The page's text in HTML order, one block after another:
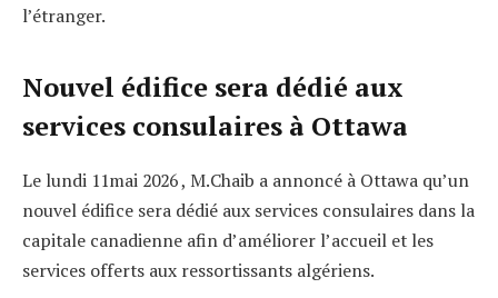
l’étranger.
Nouvel édifice sera dédié aux
services consulaires à Ottawa
Le lundi 11mai 2026 , M.Chaib a annoncé à Ottawa qu’un
nouvel édifice sera dédié aux services consulaires dans la
capitale canadienne afin d’améliorer l’accueil et les
services offerts aux ressortissants algériens.